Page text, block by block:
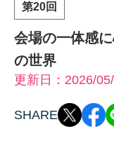
第20回
会場の一体感
の世界
更新日：2026/
SHARE